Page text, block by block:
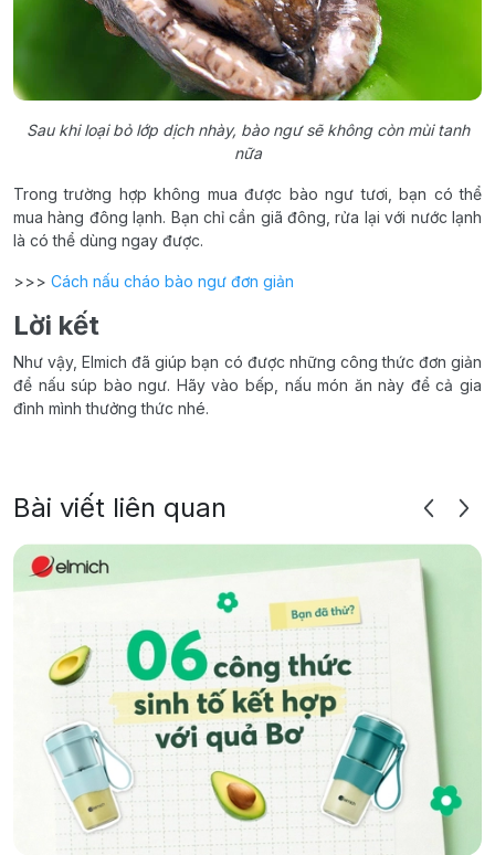
Sau khi loại bỏ lớp dịch nhày, bào ngư sẽ không còn mùi tanh
nữa
Trong trường hợp không mua được bào ngư tươi, bạn có thể
mua hàng đông lạnh. Bạn chỉ cần giã đông, rửa lại với nước lạnh
là có thể dùng ngay được.
>>> Cách nấu cháo bào ngư đơn giản
Lời kết
Như vậy, Elmich đã giúp bạn có được những công thức đơn giản
để nấu súp bào ngư. Hãy vào bếp, nấu món ăn này để cả gia
đình mình thưởng thức nhé.
Bài viết liên quan